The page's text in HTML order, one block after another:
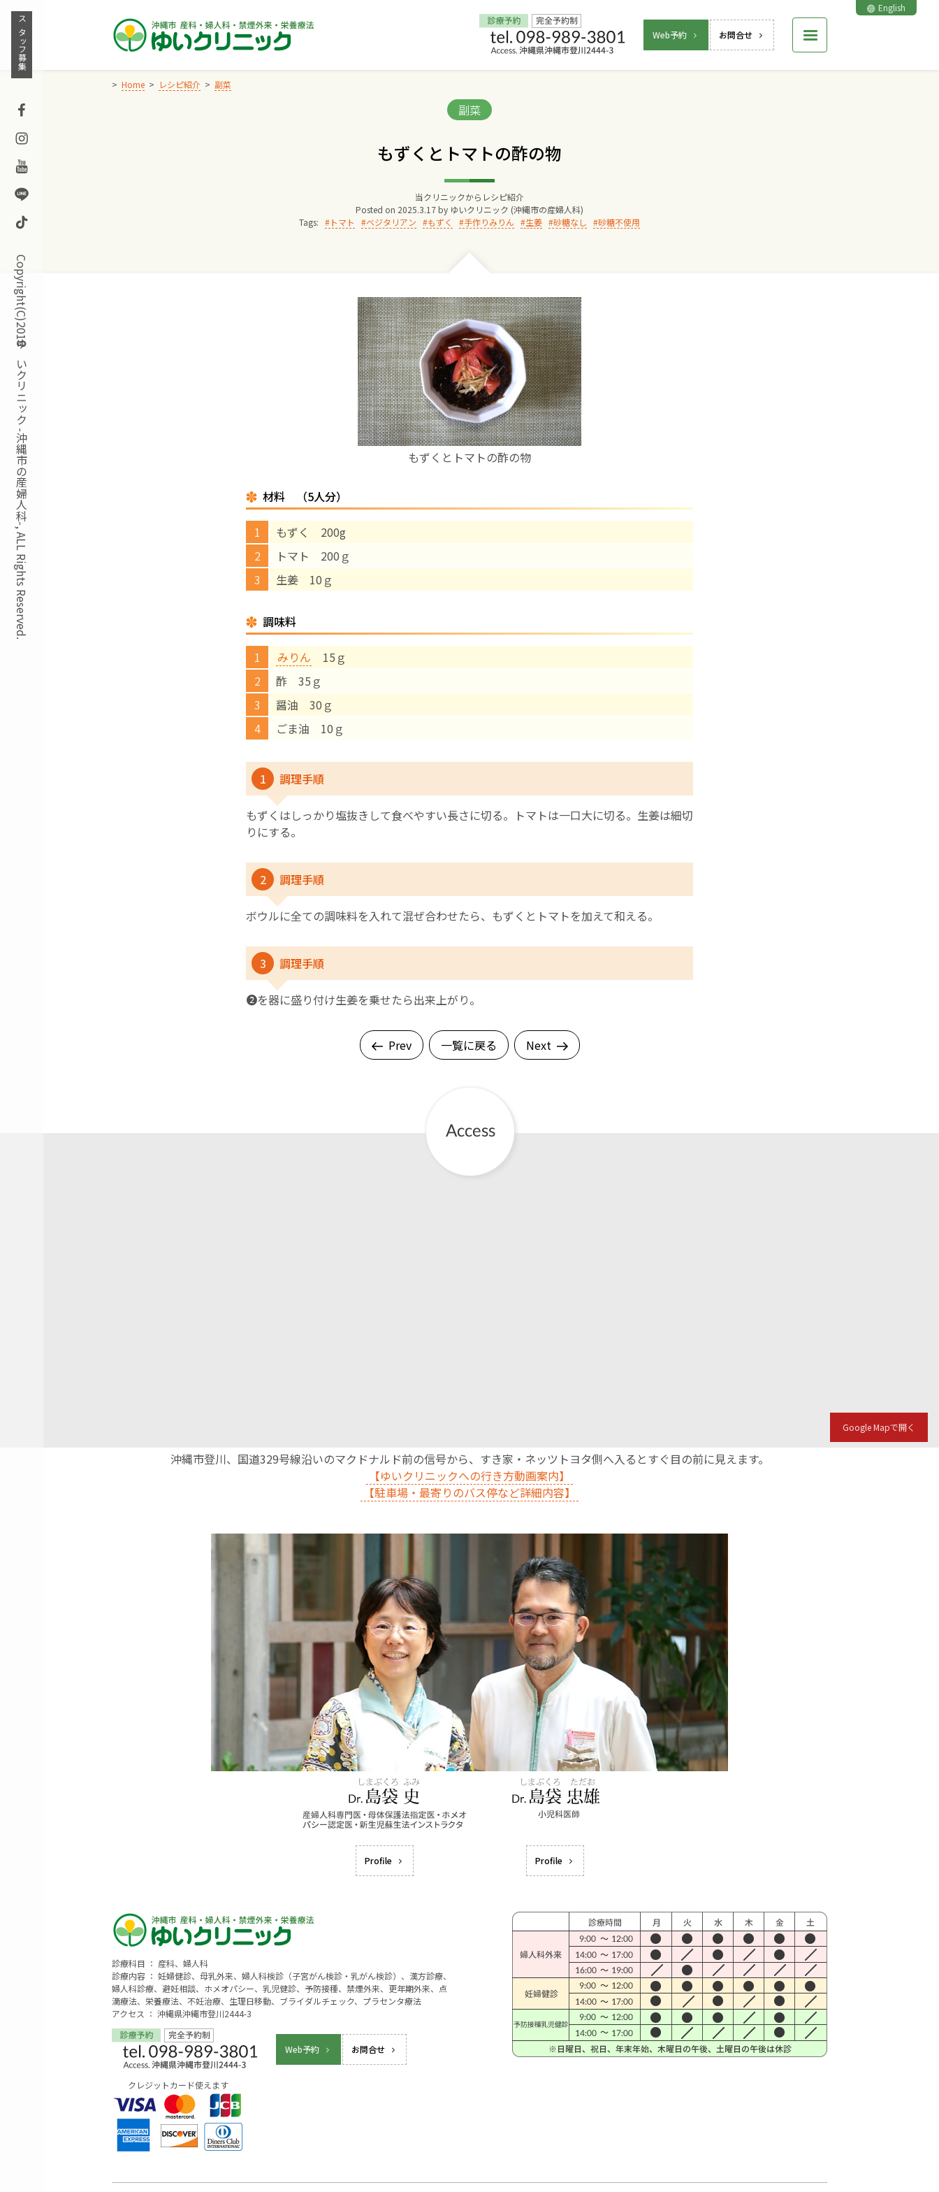
Skip
content
Web予約 お問合せ
English
スタッフ募集
Facebook
Instagram
Youtube
Line
TikTok
Copyright(C)2018ゆいクリニック -沖縄市の産婦人科-, ALL Rights Reserved.
Home レシピ紹介 副菜
Categories:
副菜
もずくとトマトの酢の物
当クリニックからレシピ紹介
Posted on 2025.3.17by ゆいクリニック (沖縄市の産婦人科)
Tags:
トマト ベジタリアン もずく 手作りみりん 生姜 砂糖なし 砂糖不使用
もずくとトマトの酢の物
材料 （5人分）
もずく 200g
トマト 200ｇ
生姜 10ｇ
調味料
みりん 15ｇ
酢 35ｇ
醤油 30ｇ
ごま油 10ｇ
1 調理手順
もずくはしっかり塩抜きして食べやすい長さに切る。トマトは一口大に切る。生姜は細切
りにする。
2 調理手順
ボウルに全ての調味料を入れて混ぜ合わせたら、もずくとトマトを加えて和える。
3 調理手順
❷を器に盛り付け生姜を乗せたら出来上がり。
Prev 一覧に戻る Next
Google Mapで開く
沖縄市登川、国道329号線沿いのマクドナルド前の信号から、すき家・ネッツトヨタ側へ入るとすぐ目の前に見えます。
【ゆいクリニックへの行き方動画案内】
【駐車場・最寄りのバス停など詳細内容】
Profile Profile
診療科目 ： 産科、婦人科
診療内容 ： 妊婦健診、母乳外来、婦人科検診（子宮がん検診・乳がん検診）、漢方診療、
婦人科診療、避妊相談、ホメオパシー、乳児健診、予防接種、禁煙外来、更年期外来、点
滴療法、栄養療法、不妊治療、生理日移動、ブライダルチェック、プラセンタ療法
アクセス ： 沖縄県沖縄市登川2444-3
Web予約 お問合せ
クレジットカード使えます
Home
院長からのごあいさつ
ゆいクリニックの経営理念
診療料金
妊婦健診
お産について
親と子の結びつき支援
母乳育児
予防接種
‘さんルーム’ でさまざまな講座・クラス